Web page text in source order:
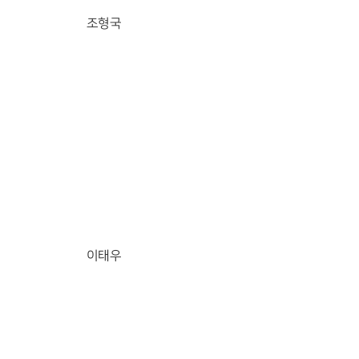
조형국
이태우